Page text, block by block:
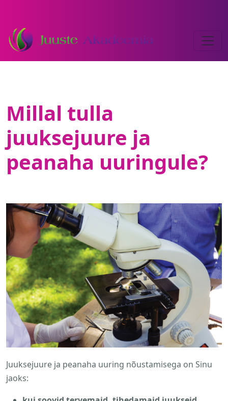
Millal tulla
juuksejuure ja
peanaha uuringule?
Juuksejuure ja peanaha uuring nõustamisega on Sinu
jaoks: